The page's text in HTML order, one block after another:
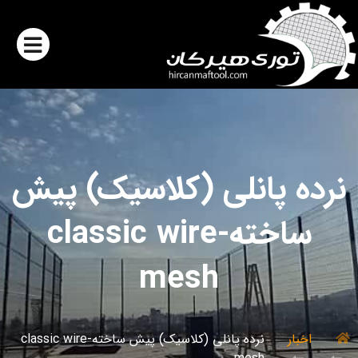
نرده پانلی (کلاسیک) پیش
ساخته-classic wire
mesh
اخبار
نرده پانلی (کلاسیک) پیش ساخته-classic wire